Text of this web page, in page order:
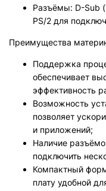
Разъёмы: D-Sub
PS/2 для
Преимущества
Поддержка
обеспечивает
эффективность
Возможность
позволяет
и приложений;
Наличие
подключить
Компактный
плату удобной